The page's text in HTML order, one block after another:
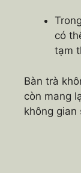
có
tạm
Bàn trà
còn mang
không gian